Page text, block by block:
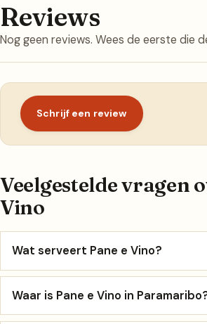
Reviews
Nog geen reviews. Wees de eerste die
Schrijf een review
Veelgestelde vragen
Vino
Wat serveert Pane e Vino?
Waar is Pane e Vino in